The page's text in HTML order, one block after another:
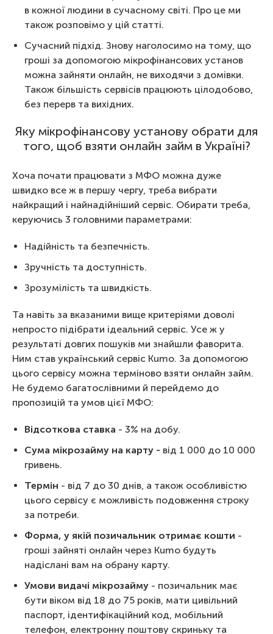
в кожної людини в сучасному світі. Про це ми
також розповімо у цій статті.
Сучасний підхід. Знову наголосимо на тому, що
гроші за допомогою мікрофінансових установ
можна зайняти онлайн, не виходячи з домівки.
Також більшість сервісів працюють цілодобово,
без перерв та вихідних.
Яку мікрофінансову установу обрати для
того, щоб взяти онлайн займ в Україні?
Хоча почати працювати з МФО можна дуже
швидко все ж в першу чергу, треба вибрати
найкращий і найнадійніший сервіс. Обирати треба,
керуючись 3 головними параметрами:
Надійність та безпечність.
Зручність та доступність.
Зрозумілість та швидкість.
Та навіть за вказаними вище критеріями доволі
непросто підібрати ідеальний сервіс. Усе ж у
результаті довгих пошуків ми знайшли фаворита.
Ним став український сервіс Kumo. За допомогою
цього сервісу можна терміново взяти онлайн займ.
Не будемо багатослівними й перейдемо до
пропозицій та умов цієї МФО:
Відсоткова ставка - 3% на добу.
Сума мікрозайму на карту - від 1 000 до 10 000
гривень.
Термін - від 7 до 30 днів, а також особливістю
цього сервісу є можливість подовження строку
за потреби.
Форма, у якій позичальник отримає кошти -
гроші зайняті онлайн через Kumo будуть
надіслані вам на обрану карту.
Умови видачі мікрозайму - позичальник має
бути віком від 18 до 75 років, мати цивільний
паспорт, ідентифікаційний код, мобільний
телефон, електронну поштову скриньку та